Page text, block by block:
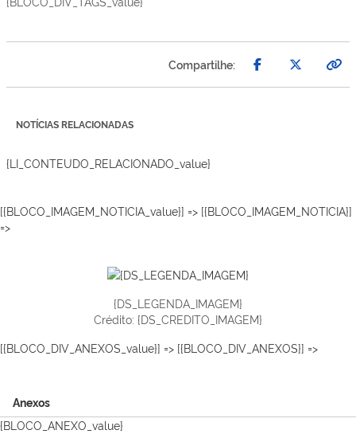
Compartilhe:
NOTÍCIAS RELACIONADAS
{LI_CONTEUDO_RELACIONADO_value}
[{BLOCO_IMAGEM_NOTICIA_value}] => [{BLOCO_IMAGEM_NOTICIA}]
=>
{DS_LEGENDA_IMAGEM}
Crédito: {DS_CREDITO_IMAGEM}
[{BLOCO_DIV_ANEXOS_value}] => [{BLOCO_DIV_ANEXOS}] =>
Anexos
{BLOCO_ANEXO_value}